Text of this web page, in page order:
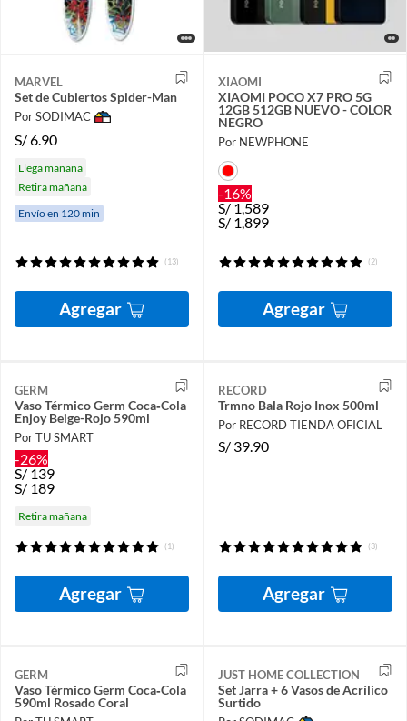
MARVEL
Set de Cubiertos Spider-Man
Por SODIMAC
S/6.90
Llega mañana
Retira mañana
Envío en 120 min
(13)
Agregar
XIAOMI
XIAOMI POCO X7 PRO 5G
12GB 512GB NUEVO - COLOR
NEGRO
Por NEWPHONE
-16%
S/1,589
S/ 1,899
(2)
Agregar
GERM
Vaso Térmico Germ Coca‑Cola
Enjoy Beige-Rojo 590ml
Por TU SMART
-26%
S/ 139
S/ 189
Retira mañana
(1)
Agregar
RECORD
Trmno Bala Rojo Inox 500ml
Por RECORD TIENDA OFICIAL
S/ 39.90
(3)
Agregar
GERM
Vaso Térmico Germ Coca‑Cola
590ml Rosado Coral
JUST HOME COLLECTION
Set Jarra + 6 Vasos de Acrílico
Surtido